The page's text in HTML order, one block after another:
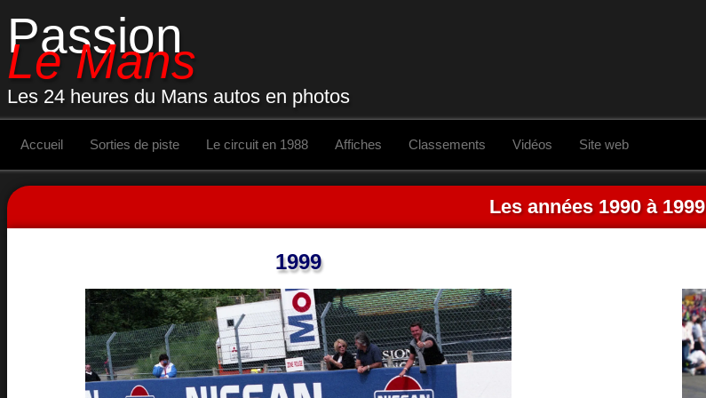
Passion
Le Mans
Les 24 heures du Mans autos en photos
Accueil Sorties de piste Le circuit en 1988 Affiches Classements Vidéos Site web
Les années 1990 à 1999
1999